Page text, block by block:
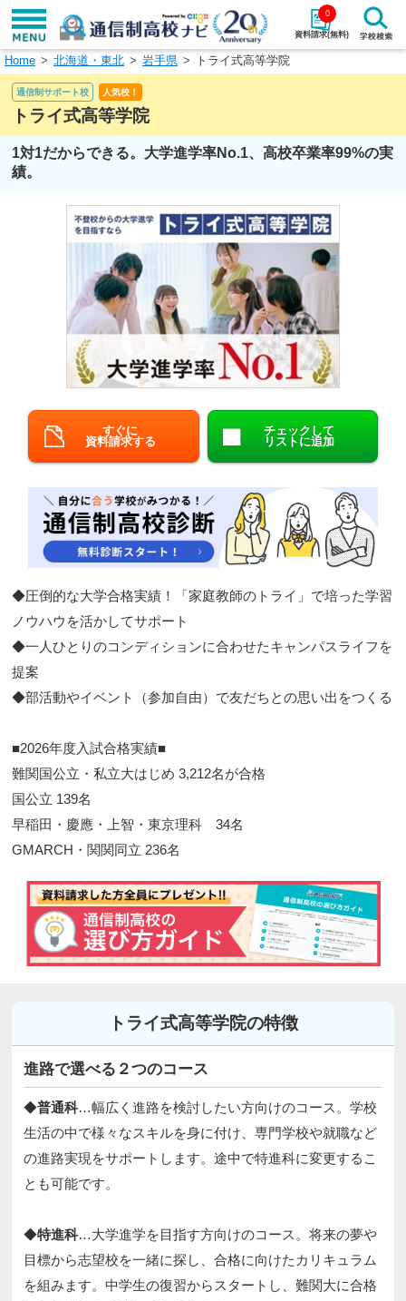
資料請求(無料)
0
学校名で探す
エリアから探す 特徴から探す
北海道・東北
北陸・甲信越
中国
九州・沖縄
閉じる
Home 北海道・東北 岩手県 トライ式高等学院
通信制サポート校 人気校！
トライ式高等学院
1対1だからできる。大学進学率No.1、高校卒業率99%の実
績。
すぐに
資料請求する
チェックして
リストに追加
◆圧倒的な大学合格実績！「家庭教師のトライ」で培った学習
ノウハウを活かしてサポート​
◆一人ひとりのコンディションに合わせたキャンパスライフを
提案​
◆部活動やイベント（参加自由）で友だちとの思い出をつくる​
■2026年度入試合格実績■​​
難関国公立・私立大はじめ 3,212名が合格
​ 国公立 139名​
早稲田・慶應・上智・東京理科 34名
GMARCH・関関同立 236名​
トライ式高等学院の特徴
進路で選べる２つのコース
◆普通科…幅広く進路を検討したい方向けのコース。学校
生活の中で様々なスキルを身に付け、専門学校や就職など
の進路実現をサポートします。途中で特進科に変更するこ
とも可能です。
◆特進科…大学進学を目指す方向けのコース。将来の夢や
目標から志望校を一緒に探し、合格に向けたカリキュラム
を組みます。中学生の復習からスタートし、難関大に合格